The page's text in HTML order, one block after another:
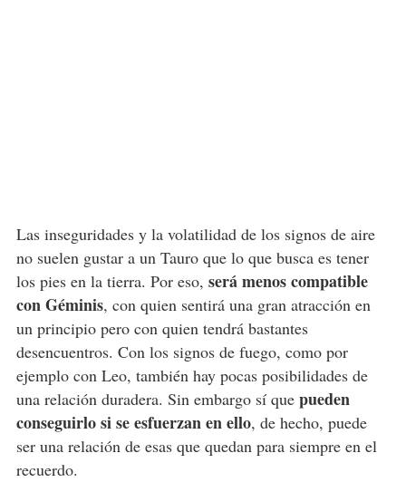
Las inseguridades y la volatilidad de los signos de aire
no suelen gustar a un Tauro que lo que busca es tener
los pies en la tierra. Por eso, será menos compatible
con Géminis, con quien sentirá una gran atracción en
un principio pero con quien tendrá bastantes
desencuentros. Con los signos de fuego, como por
ejemplo con Leo, también hay pocas posibilidades de
una relación duradera. Sin embargo sí que pueden
conseguirlo si se esfuerzan en ello, de hecho, puede
ser una relación de esas que quedan para siempre en el
recuerdo.